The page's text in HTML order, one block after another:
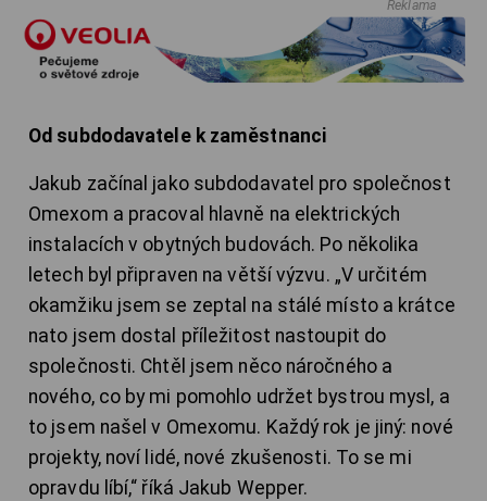
Reklama
Od subdodavatele k zaměstnanci
Jakub začínal jako subdodavatel pro společnost
Omexom a pracoval hlavně na elektrických
instalacích v obytných budovách. Po několika
letech byl připraven na větší výzvu. „V určitém
okamžiku jsem se zeptal na stálé místo a krátce
nato jsem dostal příležitost nastoupit do
společnosti. Chtěl jsem něco náročného a
nového, co by mi pomohlo udržet bystrou mysl, a
to jsem našel v Omexomu. Každý rok je jiný: nové
projekty, noví lidé, nové zkušenosti. To se mi
opravdu líbí,“ říká Jakub Wepper.